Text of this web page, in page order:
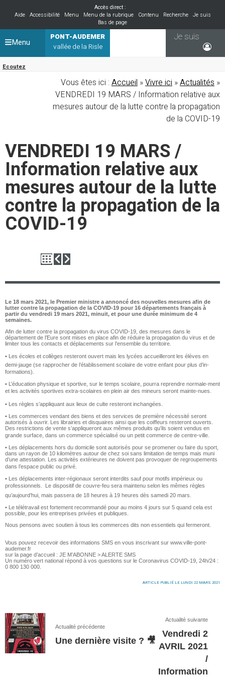
Accès direct :
Aide
Accessibilité Menu Menu de la rubrique Contenu Recherche
Je suis
Bas de page
PONT-AUDEMER
vallée de la Risle
Ecoutez
Je suis
Menu
Vous êtes ici : Accueil »Vivre ici »Actualités »
VENDREDI 19 MARS / Information relative aux
mesures autour de la lutte contre la propagation
de la COVID-19
VENDREDI 19 MARS /
Information relative aux
mesures autour de la lutte
contre la propagation de la
COVID-19
Le 18 mars 2021, le Premier ministre a annoncé des nouvelles mesures afin de
lutter contre la propagation de la COVID-19 pour 16 départements français à
partir du vendredi 19 mars 2021, minuit, et pour une durée minimum de 4
semaines.
Afin de lutter contre la propagation du virus COVID-19, des mesures dans le
département de l’Eure sont mises en place afin de réduire la propagation du virus et de
limiter tous les contacts et déplacements sur l’ensemble du territoire.
• Les écoles et collèges resteront ouvert mais les lycées accueilleront les élèves en
demi-jauge (se rapprocher de l’établissement scolaire de votre enfant pour plus d’in-
formations). 
• L’éducation physique et sportive, sur le temps scolaire, pourra reprendre normale-ment
et les activités sportives extra-scolaires en plein air des mineurs seront mainte-nues. 
• Les règles s’appliquant aux lieux de culte resteront inchangées. 
• Les commerces vendant des biens et des services de première nécessité seront
autorisés à ouvrir. Les librairies et disquaires ainsi que les coiffeurs resteront ouverts.
Des restrictions de vente s’appliqueront aux mêmes produits qu’ils soient vendus en
grande surface, dans un commerce spécialisé ou un petit commerce de centre-ville. 
• Les déplacements hors du domicile sont autorisés pour se promener ou faire du sport,
dans un rayon de 10 kilomètres autour de chez soi sans limitation de temps mais muni
d’une attestation. Les activités extérieures ne doivent pas provoquer de regroupements
dans l’espace public ou privé. 
• Les déplacements inter-régionaux seront interdits sauf pour motifs impérieux ou
professionnels.  Le dispositif de couvre-feu sera maintenu selon les mêmes règles
qu’aujourd’hui, mais passera de 18 heures à 19 heures dès samedi 20 mars. 
• Le télétravail est fortement recommandé pour au moins 4 jours sur 5 quand cela est
possible, pour les entreprises privées et publiques.
Nous pensons avec soutien à tous les commerces dits non essentiels qui fermeront.
Vous pouvez recevoir des informations SMS en vous inscrivant sur www.ville-pont-
audemer.fr
sur la page d’accueil : JE M’ABONNE > ALERTE SMS
Un numéro vert national répond à vos questions sur le Coronavirus COVID-19, 24h/24 :
0 800 130 000.
ARTICLE PUBLIÉ LE LUNDI 22 MARS 2021
Actualité précédente
Une dernière visite ? 🎥
Actualité suivante
Vendredi 2
AVRIL 2021
/
Information